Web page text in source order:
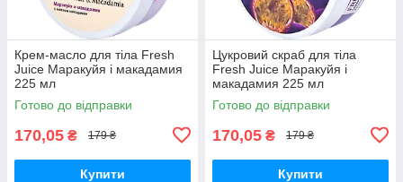
Крем-масло для тіла Fresh
Juice Маракуйя і макадамия
225 мл
Готово до відправки
170,05 ₴ 179 ₴
Купити
Цукровий скраб для тіла
Fresh Juice Маракуйя і
макадамия 225 мл
Готово до відправки
170,05 ₴ 179 ₴
Купити